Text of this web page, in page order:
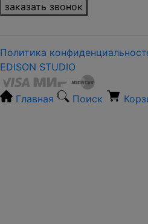
заказать звонок
Политика
EDISON STUDIO
Главная Поиск